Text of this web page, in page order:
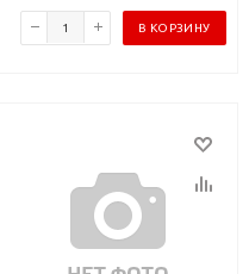
В КОРЗИНУ